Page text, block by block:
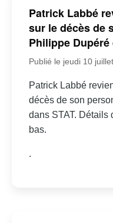
Patrick Labbé
sur le décès de
Philippe Dupéré
Publié le jeudi 10
Patrick Labbé
décès de son
dans STAT. Détails
bas.
.